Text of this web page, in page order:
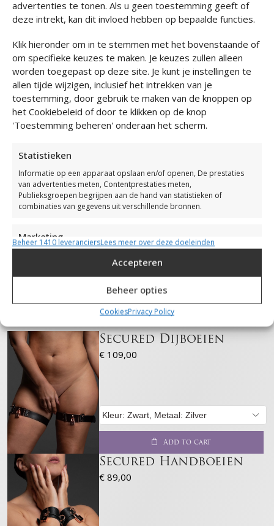
advertenties te tonen. Als u geen toestemming geeft of
deze intrekt, kan dit invloed hebben op bepaalde functies.
Klik hieronder om in te stemmen met het bovenstaande of
om specifieke keuzes te maken. Je keuzes zullen alleen
worden toegepast op deze site. Je kunt je instellingen te
allen tijde wijzigen, inclusief het intrekken van je
toestemming, door gebruik te maken van de knoppen op
het Cookiebeleid of door te klikken op de knop
'Toestemming beheren' onderaan het scherm.
Statistieken
Informatie op een apparaat opslaan en/of openen, De prestaties
van advertenties meten, Contentprestaties meten,
Publieksgroepen begrijpen aan de hand van statistieken of
combinaties van gegevens uit verschillende bronnen.
Marketing
gegevens gebruiken om advertenties te selecteren, Profielen
aanmaken ten behoeve van gepersonaliseerde advertenties,
Profielen gebruiken voor de selectie van gepersonaliseerde
advertenties, Profielen aanmaken ter personalisatie van content,
Profielen gebruiken ter selectie van gepersonaliseerde content,
om content te selecteren.
Toepassingen
Gegevens uit andere gegevensbronnen met elkaar
matchen en combineren, Verschillende apparaten
linken, Apparaten identificeren op basis van
automatisch verzonden informatie.
Zorg dragen voor beveiliging, fraude
voorkomen en detecteren en fouten
opsporen, Advertenties en content leveren
en tonen, Privacykeuzes opslaan en delen.
Altijd actief
Beheer 1410 leveranciersLees meer over deze doeleinden
Accepteren
Beheer opties
CookiesPrivacy Policy
Secured Dijboeien
€ 109,00
Add to cart
Secured Handboeien
€ 89,00